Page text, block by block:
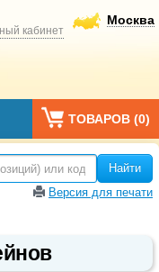
Москва
кабинет
ТОВАРОВ (0)
Найти
Версия для печати